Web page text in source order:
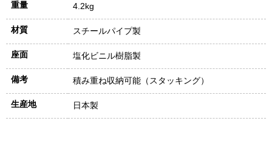
重量 4.2kg
材質 スチールパイプ製
座面 塩化ビニル樹脂製
備考 積み重ね収納可能（スタッキング）
生産地 日本製